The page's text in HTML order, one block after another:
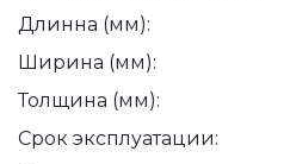
Длинна (мм):
Ширина (мм):
Толщина (мм):
Срок эксплуатации: